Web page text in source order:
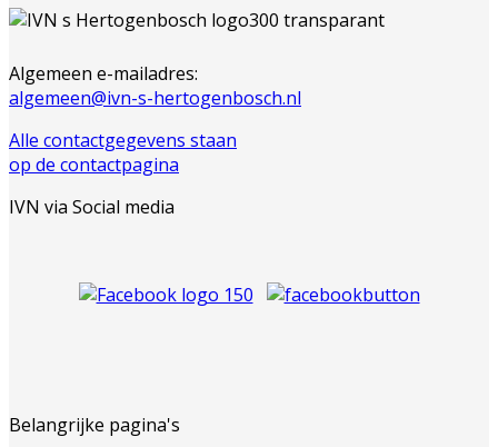
Algemeen e-mailadres:
algemeen@ivn-s-hertogenbosch.nl
Alle contactgegevens staan
op de contactpagina
IVN via Social media
Belangrijke pagina's